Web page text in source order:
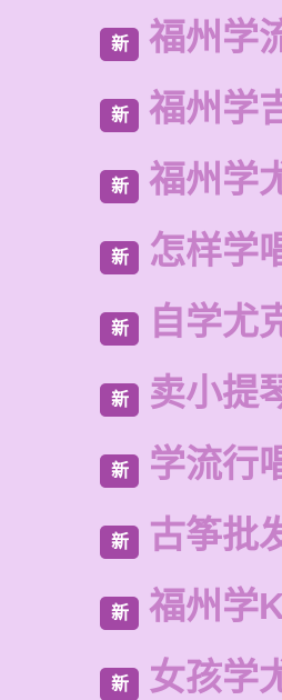
新 福州学
新 福州学
新 福州学
新 怎样学
新 自学尤
新 卖小提
新 学流行
新 古筝批
新 福州学
新 女孩学